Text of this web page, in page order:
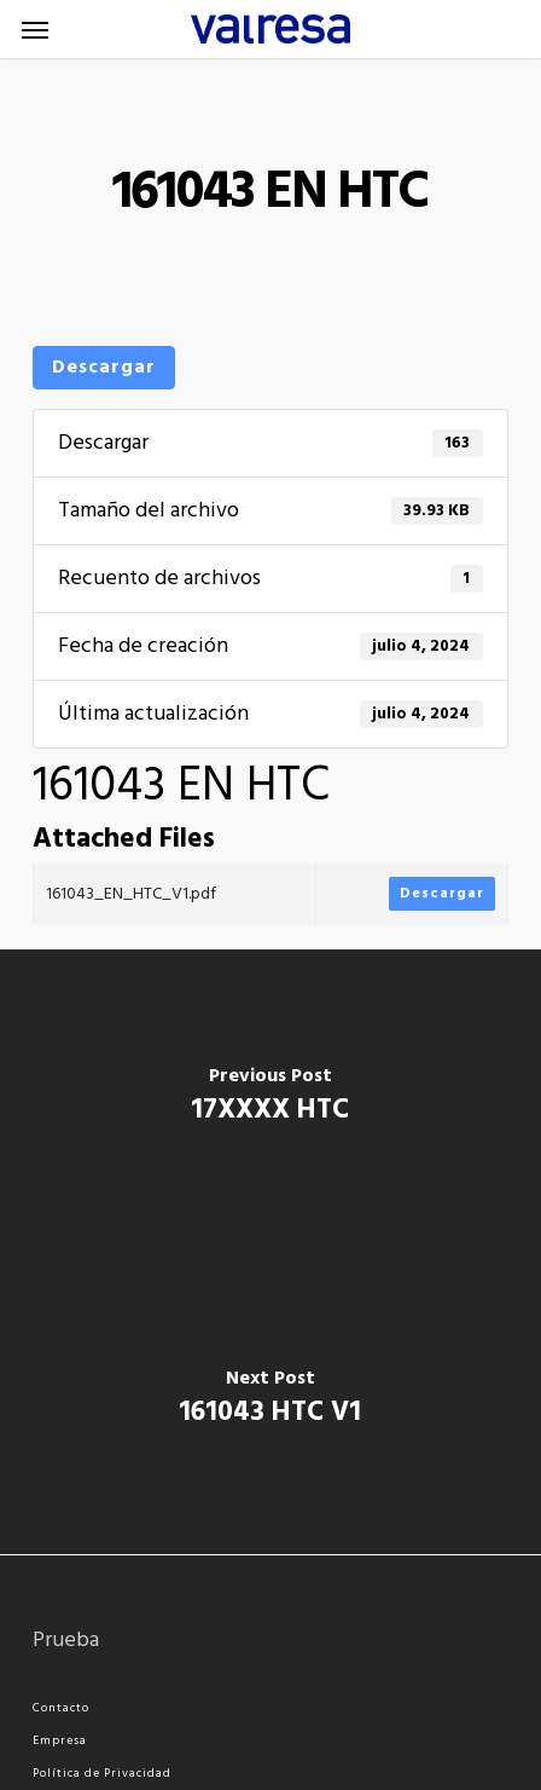
Skip
to
Menu
161043 EN HTC
Descargar
Descargar 163
Tamaño del archivo 39.93 KB
Recuento de archivos 1
Fecha de creación julio 4, 2024
Última actualización julio 4, 2024
161043 EN HTC
Attached Files
161043_EN_HTC_V1.pdf Descargar
Previous Post
17XXXX HTC
Next Post
161043 HTC V1
Prueba
Contacto
Empresa
Política de Privacidad
Menu